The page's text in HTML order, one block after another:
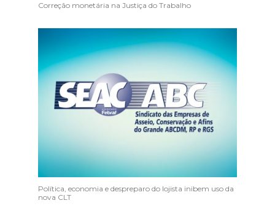
Correção monetária na Justiça do Trabalho
Política, economia e despreparo do lojista inibem uso da
nova CLT